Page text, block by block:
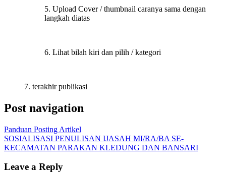
5. Upload Cover / thumbnail caranya sama dengan
langkah diatas
6. Lihat bilah kiri dan pilih / kategori
7. terakhir publikasi
Post navigation
Panduan Posting Artikel
SOSIALISASI PENULISAN IJASAH MI/RA/BA SE-
KECAMATAN PARAKAN KLEDUNG DAN BANSARI
Leave a Reply